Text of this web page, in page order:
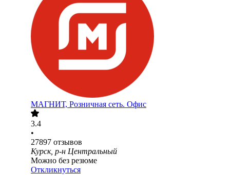
МАГНИТ, Розничная сеть. Офис
3.4
•
27897 отзывов
Курск, р-н Центральный
Можно без резюме
Откликнуться